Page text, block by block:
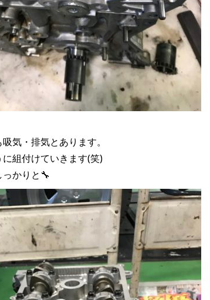
気・排気とあります。
に組付けていきます(笑)
っかりと🔧